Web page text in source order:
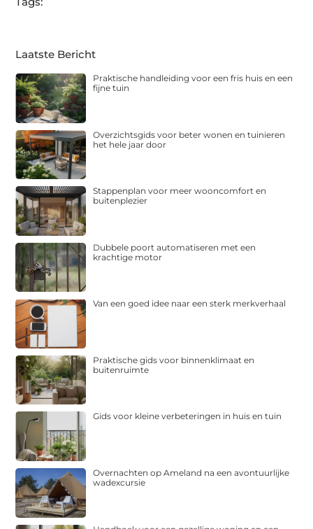
Laatste Bericht
Praktische handleiding voor een fris huis en een
fijne tuin
Overzichtsgids voor beter wonen en tuinieren
het hele jaar door
Stappenplan voor meer wooncomfort en
buitenplezier
Dubbele poort automatiseren met een
krachtige motor
Van een goed idee naar een sterk merkverhaal
Praktische gids voor binnenklimaat en
buitenruimte
Gids voor kleine verbeteringen in huis en tuin
Overnachten op Ameland na een avontuurlijke
wadexcursie